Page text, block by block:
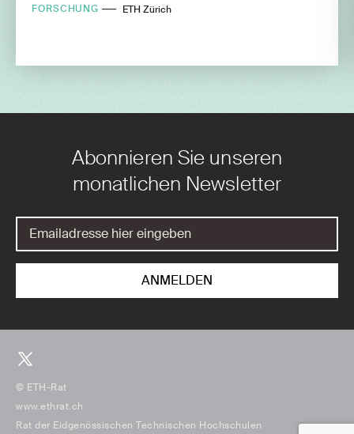
FORSCHUNG ETH Zürich
Abonnieren Sie unseren
monatlichen Newsletter
© ETH-Rat
www.ethrat.ch
Rat der Eidgenössischen Technischen Hochschulen